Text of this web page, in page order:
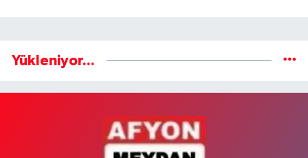
Yükleniyor...